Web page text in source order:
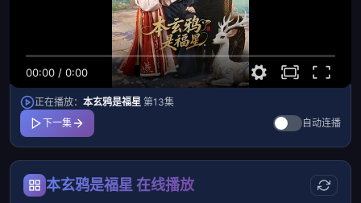
00:00 / 0:00
正在播放： 本玄鸦是福星 第13集
下一集
自动连播
本玄鸦是福星 在线播放